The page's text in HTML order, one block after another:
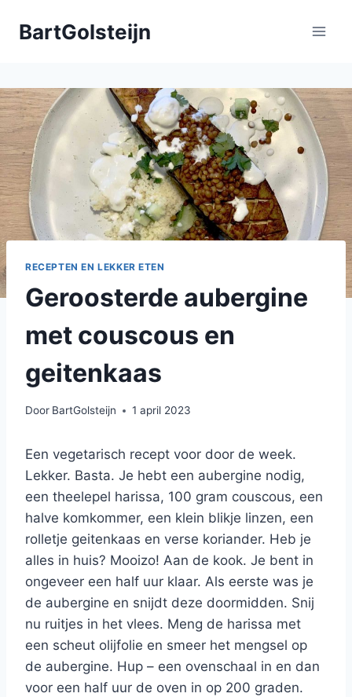
naarBartGolsteijn
RECEPTEN EN LEKKER ETEN
Geroosterde aubergine
met couscous en
geitenkaas
Door BartGolsteijn 1 april 2023
Een vegetarisch recept voor door de week.
Lekker. Basta. Je hebt een aubergine nodig,
een theelepel harissa, 100 gram couscous, een
halve komkommer, een klein blikje linzen, een
rolletje geitenkaas en verse koriander. Heb je
alles in huis? Mooizo! Aan de kook. Je bent in
ongeveer een half uur klaar. Als eerste was je
de aubergine en snijdt deze doormidden. Snij
nu ruitjes in het vlees. Meng de harissa met
een scheut olijfolie en smeer het mengsel op
de aubergine. Hup – een ovenschaal in en dan
voor een half uur de oven in op 200 graden.